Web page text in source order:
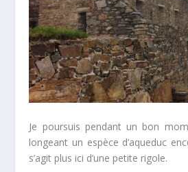
Je poursuis pendant un bon
longeant un espèce d’aqueduc
s’agit plus ici d’une petite rigole.